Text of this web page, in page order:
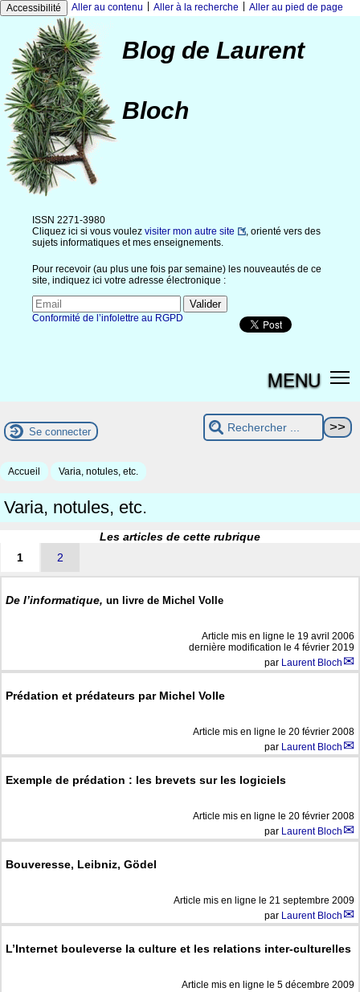
Accessibilité Aller au contenu Aller à la recherche Aller au pied de page
Blog de Laurent
Bloch
ISSN 2271-3980
Cliquez ici si vous voulez visiter mon autre site
, orienté vers des
sujets informatiques et mes enseignements.
Pour recevoir (au plus une fois par semaine) les nouveautés de ce
site, indiquez ici votre adresse électronique :
Conformité de l’infolettre au RGPD
MENU
Se connecter
Accueil Varia, notules, etc.
Varia, notules, etc.
Les articles de cette rubrique
1
2
De l’informatique, un livre de Michel Volle
Article mis en ligne le 19 avril 2006
dernière modification le 4 février 2019
par Laurent Bloch
Prédation et prédateurs par Michel Volle
Article mis en ligne le 20 février 2008
par Laurent Bloch
Exemple de prédation : les brevets sur les logiciels
Article mis en ligne le 20 février 2008
par Laurent Bloch
Bouveresse, Leibniz, Gödel
Article mis en ligne le 21 septembre 2009
par Laurent Bloch
L’Internet bouleverse la culture et les relations inter-culturelles
Article mis en ligne le 5 décembre 2009